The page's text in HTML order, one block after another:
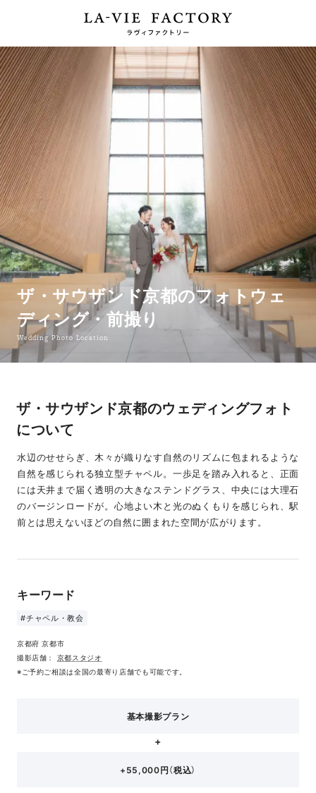
ザ・サウザンド京都のフォトウェ
ディング・前撮り
Wedding Photo Location
ザ・サウザンド京都のウェディングフォト
について
水辺のせせらぎ、木々が織りなす自然のリズムに包まれるような
自然を感じられる独立型チャペル。一歩足を踏み入れると、正面
には天井まで届く透明の大きなステンドグラス、中央には大理石
のバージンロードが。心地よい木と光のぬくもりを感じられ、駅
前とは思えないほどの自然に囲まれた空間が広がります。
キーワード
#チャペル・教会
京都府 京都市
撮影店舗： 京都スタジオ
※ご予約ご相談は全国の最寄り店舗でも可能です。
基本撮影プラン
+55,000円（税込）